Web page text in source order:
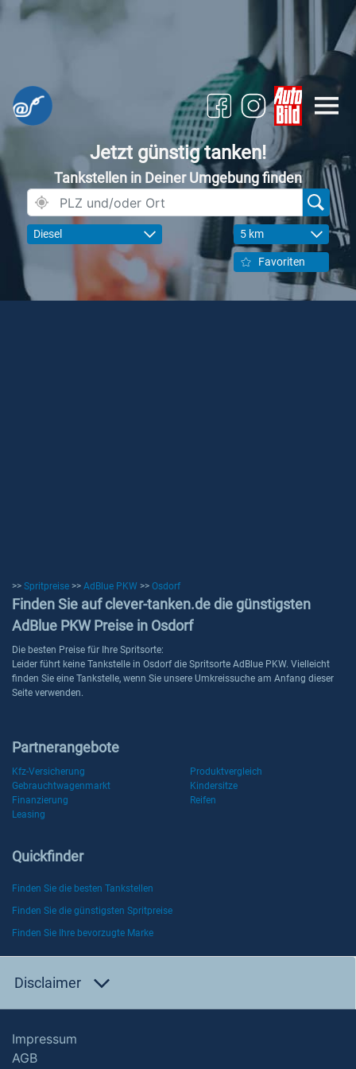
Jetzt günstig tanken!
Tankstellen in Deiner Umgebung finden
Diesel 5 km
Favoriten
>> Spritpreise >> AdBlue PKW >> Osdorf
Finden Sie auf clever-tanken.de die günstigsten
AdBlue PKW Preise in Osdorf
Die besten Preise für Ihre Spritsorte:
Leider führt keine Tankstelle in Osdorf die Spritsorte AdBlue PKW. Vielleicht
finden Sie eine Tankstelle, wenn Sie unsere Umkreissuche am Anfang dieser
Seite verwenden.
Partnerangebote
Kfz-Versicherung
Produktvergleich
Gebrauchtwagenmarkt
Kindersitze
Finanzierung
Reifen
Leasing
Quickfinder
Finden Sie die besten Tankstellen
Finden Sie die günstigsten Spritpreise
Finden Sie Ihre bevorzugte Marke
Disclaimer
Impressum
AGB